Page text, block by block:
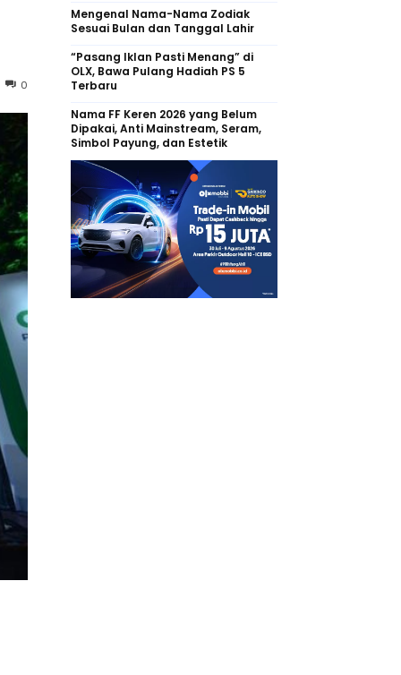
0
Mengenal Nama-Nama Zodiak
Sesuai Bulan dan Tanggal Lahir
“Pasang Iklan Pasti Menang” di
OLX, Bawa Pulang Hadiah PS 5
Terbaru
Nama FF Keren 2026 yang Belum
Dipakai, Anti Mainstream, Seram,
Simbol Payung, dan Estetik